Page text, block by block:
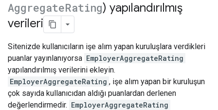
AggregateRating) yapılandırılmış
verileri
Sitenizde kullanıcıların işe alım yapan kuruluşlara verdikleri
puanlar yayınlanıyorsa EmployerAggregateRating
yapılandırılmış verilerini ekleyin.
EmployerAggregateRating , işe alım yapan bir kuruluşun
çok sayıda kullanıcıdan aldığı puanlardan derlenen
değerlendirmedir. EmployerAggregateRating